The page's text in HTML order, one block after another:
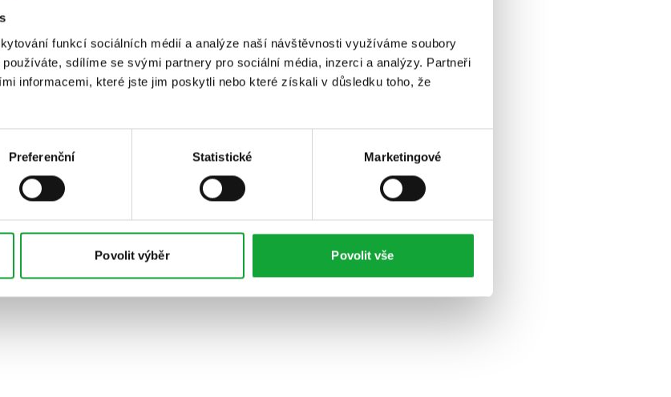
funkcí sociálních médií a analýze naší návštěvnosti využíváme soubory
sdílíme se svými partnery pro sociální média, inzerci a analýzy. Partneři
informacemi, které jste jim poskytli nebo které získali v důsledku toho, že
Preferenční Statistické Marketingové
Povolit výběr Povolit vše